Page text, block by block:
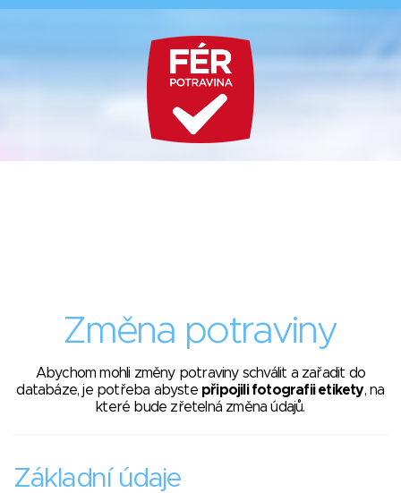
Změna potraviny
Abychom mohli změny potraviny schválit a zařadit do
databáze, je potřeba abyste připojili fotografii etikety, na
které bude zřetelná změna údajů.
Základní údaje